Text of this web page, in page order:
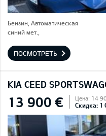
Бензин, Автоматическая
синий мет.,
ПОСМОТРЕТЬ
KIA CEED
13 900 € Цена: 14
Скидка: 1